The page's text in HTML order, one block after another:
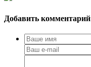
Добавить комментарий